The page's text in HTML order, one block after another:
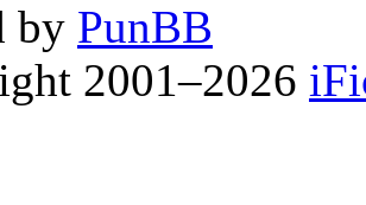
by PunBB
2001–2026